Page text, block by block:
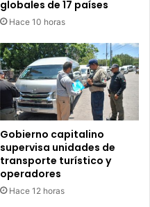
globales de 17 países
Hace 10 horas
Gobierno capitalino
supervisa unidades de
transporte turístico y
operadores
Hace 12 horas